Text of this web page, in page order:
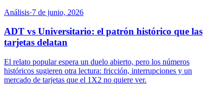
Análisis·7 de junio, 2026
ADT vs Universitario: el patrón histórico que las
tarjetas delatan
El relato popular espera un duelo abierto, pero los números
históricos sugieren otra lectura: fricción, interrupciones y un
mercado de tarjetas que el 1X2 no quiere ver.